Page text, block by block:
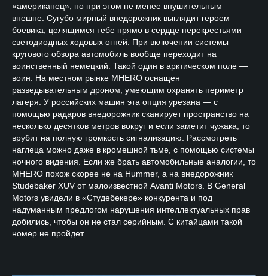
«американец», но при этом не менее внушительным
внешне. Сугубо мирный внедорожник выглядит героем
боевика, целящимся тебе прямо в сердце перекрестьями
светодиодных ходовых огней. При включении системы
кругового обзора автомобиль вообще переходит на
воинственный немецкий. Такой один в арктическом поле —
воин. На местном рынке MHERO оснащен
разведывательным дроном, умеющим охранять периметр
лагеря. У российских машин эта опция урезана — с
помощью радаров внедорожник сканирует пространство на
несколько десятков метров вокруг и если заметит чужака, то
врубит на полную громкость сигнализацию. Рассмотреть
наглеца можно даже в кромешной тьме, с помощью системы
ночного видения. Если же брать автомобильные аналогии, то
MHERO похож скорее не на Hummer, а на внедорожник
Studebaker XUV от малоизвестной Avanti Motors. В General
Motors увидели в «Студебекере» конкурента и под
надуманным предлогом нарушения интеллектуальных прав
добились, чтобы он не стал серийным. С китайцами такой
номер не пройдет.